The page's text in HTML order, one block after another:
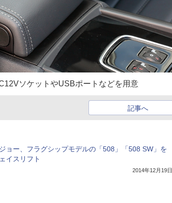
ソケットやUSBポートなどを用意
記事へ
ョー、フラグシップモデルの「508」「508 SW」を
イスリフト
2014年12月19日